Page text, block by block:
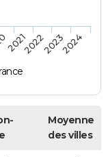
2021202220232024
Moyenne
des villes